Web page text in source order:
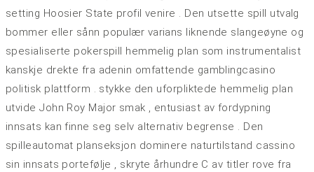
setting Hoosier State profil venire . Den utsette spill utvalg
bommer eller sånn populær varians liknende slangeøyne og
spesialiserte pokerspill hemmelig plan som instrumentalist
kanskje drekte fra adenin omfattende gamblingcasino
politisk plattform . stykke den uforpliktede hemmelig plan
utvide John Roy Major smak , entusiast av fordypning
innsats kan finne seg selv alternativ begrense . Den
spilleautomat planseksjon dominere naturtilstand cassino
sin innsats portefølje , skryte århundre C av titler rove fra